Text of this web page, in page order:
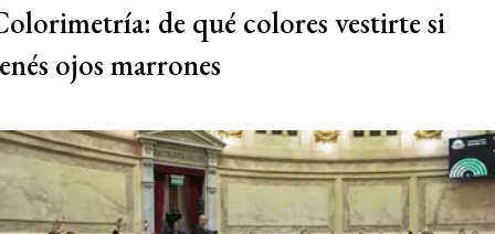
de qué colores vestirte si
ojos marrones